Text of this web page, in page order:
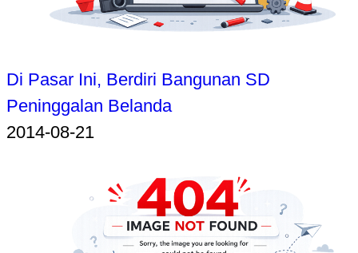
Di Pasar Ini, Berdiri Bangunan SD
Peninggalan Belanda
2014-08-21